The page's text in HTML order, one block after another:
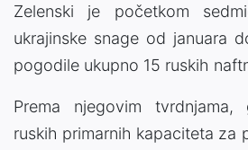
Zelenski je početkom
ukrajinske snage od januara
pogodile ukupno 15 ruskih
Prema njegovim
ruskih primarnih kapaciteta za